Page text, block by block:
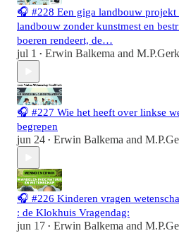
🎧 #228 Een giga landbouw
landbouw zonder kunstmest en
boeren rendeert, de…
jul 1 • Erwin Balkema and
🎧 #227 Wie het heeft over linkse
begrepen
jun 24 • Erwin Balkema and
🎧 #226 Kinderen vragen
: de Klokhuis Vragendag:
jun 17 • Erwin Balkema and